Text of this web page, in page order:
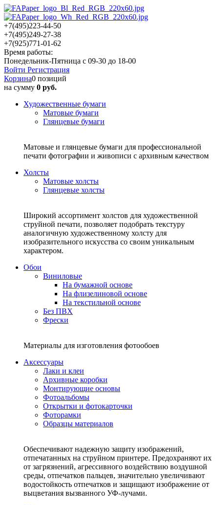
+7(495)223-44-50
+7(495)249-27-38
+7(925)771-01-62
Время работы:
Понедельник-Пятница с 09-30 до 18-00
Войти Регистрация
Корзина0 позиций
на сумму 0 руб.
Художественные бумаги
Матовые бумаги
Глянцевые бумаги
Матовые и глянцевые бумаги для профессиональной
печати фотографии и живописи с архивным качеством
Холсты
Матовые холсты
Глянцевые холсты
Широкий ассортимент холстов для художественной
струйной печати, позволяет подобрать текстуру
аналогичную художественному холсту для
изобразительного искусства со своим уникальным
характером.
Обои
Виниловые
На бумажной основе
На флизелиновой основе
На текстильной основе
Без ПВХ
Фрески
Материалы для изготовления фотообоев
Аксессуары
Лаки и клеи
Архивные коробки
Монтирующие основы
Фотоальбомы
Открытки и фотокарточки
Фоторамки
Образцы материалов
Обеспечивают надежную защиту изображений,
отпечатанных на струйном принтере. Предохраняют их
от загрязнений, агрессивного воздействию воздушной
среды, отпечатков пальцев, значительно увеличивают
водостойкость отпечатков и защищают изображение от
выцветания вызванного УФ-лучами.